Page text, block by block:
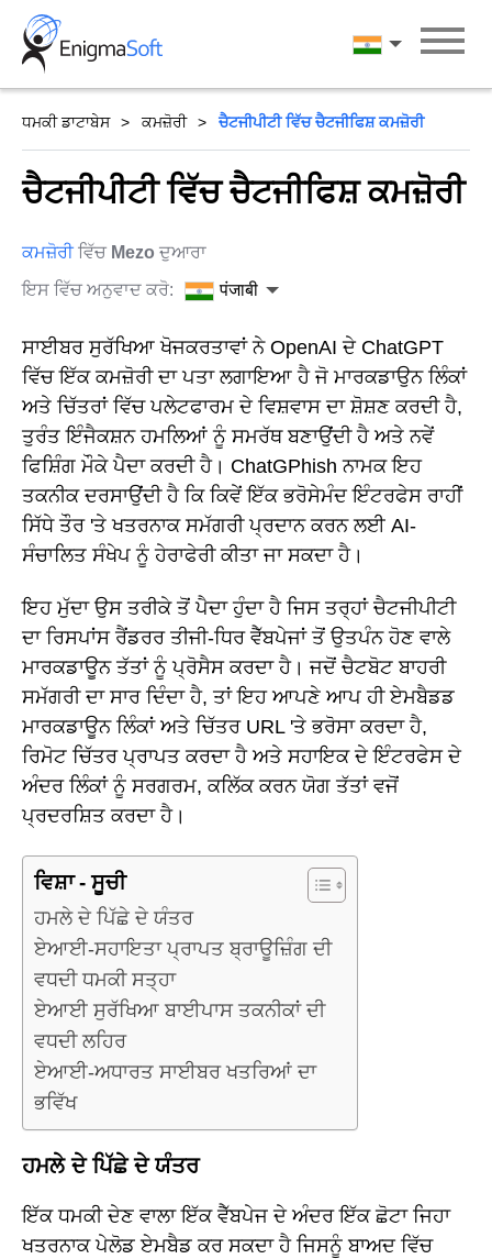
Skip
content
पंजाबी
ਧਮਕੀ ਡਾਟਾਬੇਸ ਕਮਜ਼ੋਰੀ ਚੈਟਜੀਪੀਟੀ ਵਿੱਚ ਚੈਟਜੀਫਿਸ਼ ਕਮਜ਼ੋਰੀ
ਚੈਟਜੀਪੀਟੀ ਵਿੱਚ ਚੈਟਜੀਫਿਸ਼ ਕਮਜ਼ੋਰੀ
ਕਮਜ਼ੋਰੀਵਿੱਚ Mezo ਦੁਆਰਾ
ਇਸ ਵਿੱਚ ਅਨੁਵਾਦ ਕਰੋ:
पंजाबी
ਸਾਈਬਰ ਸੁਰੱਖਿਆ ਖੋਜਕਰਤਾਵਾਂ ਨੇ OpenAI ਦੇ ChatGPT
ਵਿੱਚ ਇੱਕ ਕਮਜ਼ੋਰੀ ਦਾ ਪਤਾ ਲਗਾਇਆ ਹੈ ਜੋ ਮਾਰਕਡਾਉਨ ਲਿੰਕਾਂ
ਅਤੇ ਚਿੱਤਰਾਂ ਵਿੱਚ ਪਲੇਟਫਾਰਮ ਦੇ ਵਿਸ਼ਵਾਸ ਦਾ ਸ਼ੋਸ਼ਣ ਕਰਦੀ ਹੈ,
ਤੁਰੰਤ ਇੰਜੈਕਸ਼ਨ ਹਮਲਿਆਂ ਨੂੰ ਸਮਰੱਥ ਬਣਾਉਂਦੀ ਹੈ ਅਤੇ ਨਵੇਂ
ਫਿਸ਼ਿੰਗ ਮੌਕੇ ਪੈਦਾ ਕਰਦੀ ਹੈ। ChatGPhish ਨਾਮਕ ਇਹ
ਤਕਨੀਕ ਦਰਸਾਉਂਦੀ ਹੈ ਕਿ ਕਿਵੇਂ ਇੱਕ ਭਰੋਸੇਮੰਦ ਇੰਟਰਫੇਸ ਰਾਹੀਂ
ਸਿੱਧੇ ਤੌਰ 'ਤੇ ਖਤਰਨਾਕ ਸਮੱਗਰੀ ਪ੍ਰਦਾਨ ਕਰਨ ਲਈ AI-
ਸੰਚਾਲਿਤ ਸੰਖੇਪ ਨੂੰ ਹੇਰਾਫੇਰੀ ਕੀਤਾ ਜਾ ਸਕਦਾ ਹੈ।
ਇਹ ਮੁੱਦਾ ਉਸ ਤਰੀਕੇ ਤੋਂ ਪੈਦਾ ਹੁੰਦਾ ਹੈ ਜਿਸ ਤਰ੍ਹਾਂ ਚੈਟਜੀਪੀਟੀ
ਦਾ ਰਿਸਪਾਂਸ ਰੈਂਡਰਰ ਤੀਜੀ-ਧਿਰ ਵੈੱਬਪੇਜਾਂ ਤੋਂ ਉਤਪੰਨ ਹੋਣ ਵਾਲੇ
ਮਾਰਕਡਾਊਨ ਤੱਤਾਂ ਨੂੰ ਪ੍ਰੋਸੈਸ ਕਰਦਾ ਹੈ। ਜਦੋਂ ਚੈਟਬੋਟ ਬਾਹਰੀ
ਸਮੱਗਰੀ ਦਾ ਸਾਰ ਦਿੰਦਾ ਹੈ, ਤਾਂ ਇਹ ਆਪਣੇ ਆਪ ਹੀ ਏਮਬੈਡਡ
ਮਾਰਕਡਾਊਨ ਲਿੰਕਾਂ ਅਤੇ ਚਿੱਤਰ URL 'ਤੇ ਭਰੋਸਾ ਕਰਦਾ ਹੈ,
ਰਿਮੋਟ ਚਿੱਤਰ ਪ੍ਰਾਪਤ ਕਰਦਾ ਹੈ ਅਤੇ ਸਹਾਇਕ ਦੇ ਇੰਟਰਫੇਸ ਦੇ
ਅੰਦਰ ਲਿੰਕਾਂ ਨੂੰ ਸਰਗਰਮ, ਕਲਿੱਕ ਕਰਨ ਯੋਗ ਤੱਤਾਂ ਵਜੋਂ
ਪ੍ਰਦਰਸ਼ਿਤ ਕਰਦਾ ਹੈ।
ਵਿਸ਼ਾ - ਸੂਚੀ
ਹਮਲੇ ਦੇ ਪਿੱਛੇ ਦੇ ਯੰਤਰ
ਏਆਈ-ਸਹਾਇਤਾ ਪ੍ਰਾਪਤ ਬ੍ਰਾਊਜ਼ਿੰਗ ਦੀ
ਵਧਦੀ ਧਮਕੀ ਸਤ੍ਹਾ
ਏਆਈ ਸੁਰੱਖਿਆ ਬਾਈਪਾਸ ਤਕਨੀਕਾਂ ਦੀ
ਵਧਦੀ ਲਹਿਰ
ਏਆਈ-ਅਧਾਰਤ ਸਾਈਬਰ ਖਤਰਿਆਂ ਦਾ
ਭਵਿੱਖ
ਹਮਲੇ ਦੇ ਪਿੱਛੇ ਦੇ ਯੰਤਰ
ਇੱਕ ਧਮਕੀ ਦੇਣ ਵਾਲਾ ਇੱਕ ਵੈੱਬਪੇਜ ਦੇ ਅੰਦਰ ਇੱਕ ਛੋਟਾ ਜਿਹਾ
ਖਤਰਨਾਕ ਪੇਲੋਡ ਏਮਬੈਡ ਕਰ ਸਕਦਾ ਹੈ ਜਿਸਨੂੰ ਬਾਅਦ ਵਿੱਚ